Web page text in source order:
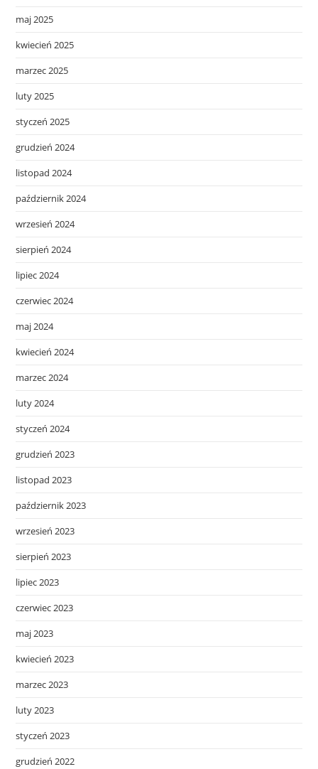
maj 2025
kwiecień 2025
marzec 2025
luty 2025
styczeń 2025
grudzień 2024
listopad 2024
październik 2024
wrzesień 2024
sierpień 2024
lipiec 2024
czerwiec 2024
maj 2024
kwiecień 2024
marzec 2024
luty 2024
styczeń 2024
grudzień 2023
listopad 2023
październik 2023
wrzesień 2023
sierpień 2023
lipiec 2023
czerwiec 2023
maj 2023
kwiecień 2023
marzec 2023
luty 2023
styczeń 2023
grudzień 2022